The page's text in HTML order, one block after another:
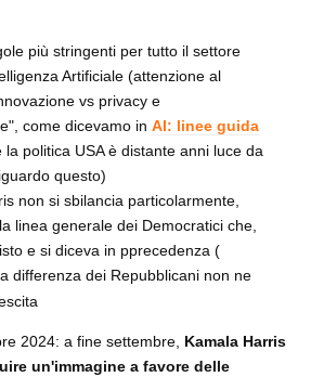
più stringenti per tutto il settore
Artificiale (attenzione al
vs privacy e
come dicevamo in AI: linee guida
la politica USA è distante anni luce da
questo)
non si sbilancia particolarmente,
linea generale dei Democratici che,
e si diceva in pprecedenza (
differenza dei Repubblicani non ne
2024: a fine settembre, Kamala Harris
un'immagine a favore delle